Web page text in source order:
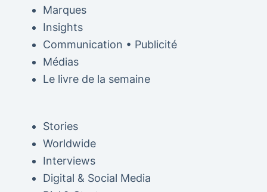
Marques
Insights
Communication • Publicité
Médias
Le livre de la semaine
Stories
Worldwide
Interviews
Digital & Social Media